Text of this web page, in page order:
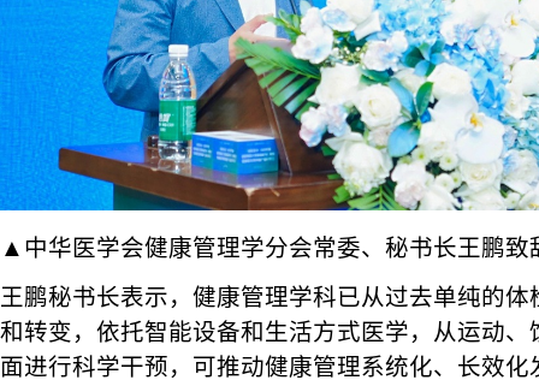
▲中华医学会健康管理学分会常委、秘书长王鹏致
王鹏秘书长表示，健康管理学科已从过去单纯的
和转变，依托智能设备和生活方式医学，从运动
面进行科学干预，可推动健康管理系统化、长效